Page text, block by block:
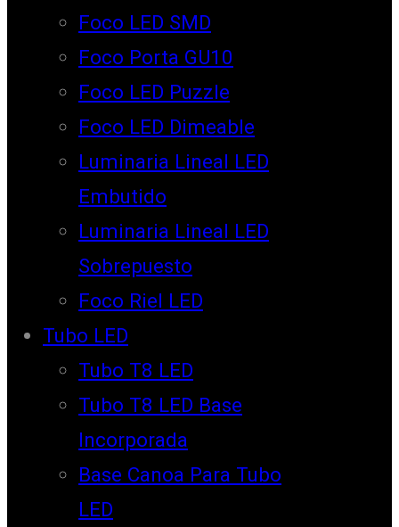
Foco LED SMD
Foco Porta GU10
Foco LED Puzzle
Foco LED Dimeable
Luminaria Lineal LED
Embutido
Luminaria Lineal LED
Sobrepuesto
Foco Riel LED
Tubo LED
Tubo T8 LED
Tubo T8 LED Base
Incorporada
Base Canoa Para Tubo
LED